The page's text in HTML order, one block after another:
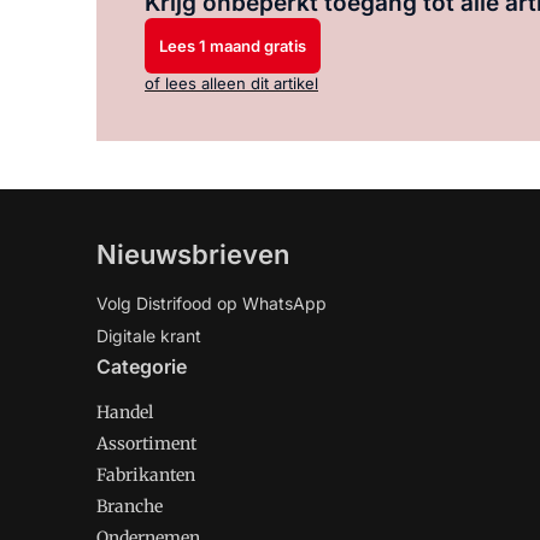
Lees 1 maand gratis
of lees alleen dit artikel
Nieuwsbrieven
Volg Distrifood op WhatsApp
Digitale krant
Categorie
Handel
Assortiment
Fabrikanten
Branche